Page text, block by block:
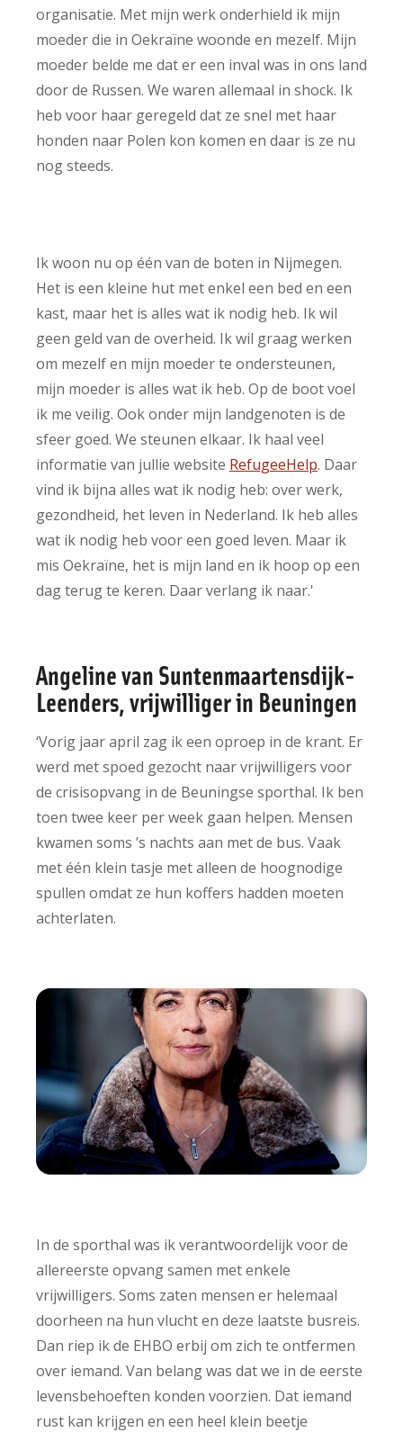
organisatie. Met mijn werk onderhield ik mijn
moeder die in Oekraïne woonde en mezelf. Mijn
moeder belde me dat er een inval was in ons land
door de Russen. We waren allemaal in shock. Ik
heb voor haar geregeld dat ze snel met haar
honden naar Polen kon komen en daar is ze nu
nog steeds.
Ik woon nu op één van de boten in Nijmegen.
Het is een kleine hut met enkel een bed en een
kast, maar het is alles wat ik nodig heb. Ik wil
geen geld van de overheid. Ik wil graag werken
om mezelf en mijn moeder te ondersteunen,
mijn moeder is alles wat ik heb. Op de boot voel
ik me veilig. Ook onder mijn landgenoten is de
sfeer goed. We steunen elkaar. Ik haal veel
informatie van jullie website RefugeeHelp. Daar
vind ik bijna alles wat ik nodig heb: over werk,
gezondheid, het leven in Nederland. Ik heb alles
wat ik nodig heb voor een goed leven. Maar ik
mis Oekraïne, het is mijn land en ik hoop op een
dag terug te keren. Daar verlang ik naar.'
Angeline van Suntenmaartensdijk-
Leenders, vrijwilliger in Beuningen
‘Vorig jaar april zag ik een oproep in de krant. Er
werd met spoed gezocht naar vrijwilligers voor
de crisisopvang in de Beuningse sporthal. Ik ben
toen twee keer per week gaan helpen. Mensen
kwamen soms ’s nachts aan met de bus. Vaak
met één klein tasje met alleen de hoognodige
spullen omdat ze hun koffers hadden moeten
achterlaten.
In de sporthal was ik verantwoordelijk voor de
allereerste opvang samen met enkele
vrijwilligers. Soms zaten mensen er helemaal
doorheen na hun vlucht en deze laatste busreis.
Dan riep ik de EHBO erbij om zich te ontfermen
over iemand. Van belang was dat we in de eerste
levensbehoeften konden voorzien. Dat iemand
rust kan krijgen en een heel klein beetje